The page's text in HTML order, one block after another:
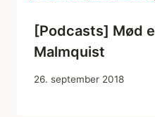
[Podcasts] Mød
Malmquist
26. september 2018